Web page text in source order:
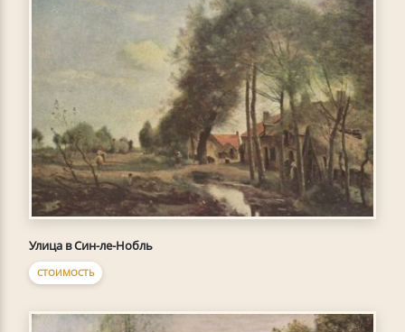
Улица в Син-ле-Нобль
СТОИМОСТЬ